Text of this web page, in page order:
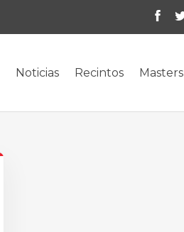
Noticias Recintos Masters